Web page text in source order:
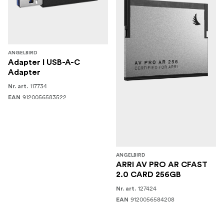
ANGELBIRD
Adapter I USB-A-C
Adapter
Nr. art. 117734
EAN 9120056583522
ANGELBIRD
ARRI AV PRO AR CFAST
2.0 CARD 256GB
Nr. art. 127424
EAN 9120056584208